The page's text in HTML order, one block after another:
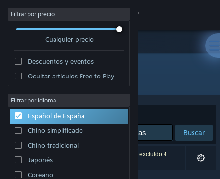
Iniciar sesión
Acerca de
Soporte
Cambiar idioma
Descargar Steam Mobile
Filtrar por precio
Cualquier precio
Descuentos y eventos
Ocultar artículos Free to Play
Filtrar por idioma
Español de España
Chino simplificado
Chino tradicional
Japonés
Coreano
Desarrollador: Benjamin Soulé
Ordenar por Relevancia
Buscar
0 resultados coinciden con la búsqueda. Se han excluido 4
títulos basándose en tus preferencias.